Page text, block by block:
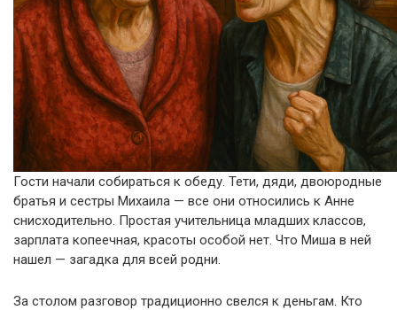
Гости начали собираться к обеду. Тети, дяди, двоюродные
братья и сестры Михаила — все они относились к Анне
снисходительно. Простая учительница младших классов,
зарплата копеечная, красоты особой нет. Что Миша в ней
нашел — загадка для всей родни.
За столом разговор традиционно свелся к деньгам. Кто